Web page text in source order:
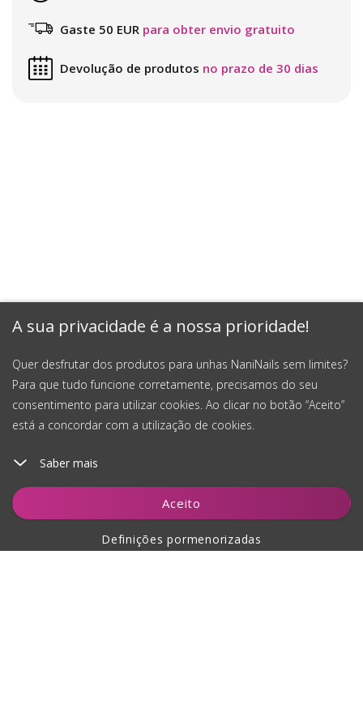
A sua privacidade é a nossa prioridade!
Quer desfrutar dos produtos para unhas NaniNails sem limites?
Para que tudo funcione corretamente, precisamos do seu
consentimento para utilizar cookies. Ao clicar no botão “Aceito”
está a concordar com a utilização de cookies.
Saber mais
Aceito
Definições pormenorizadas
Adicionar ao carrinho
Gaste 50 EUR para obter envio gratuito
Devolução de produtos no prazo de 30 dias